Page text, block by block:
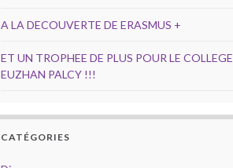
A LA DECOUVERTE DE ERASMUS +
ET UN TROPHEE DE PLUS POUR LE COLLEGE
EUZHAN PALCY !!!
CATÉGORIES